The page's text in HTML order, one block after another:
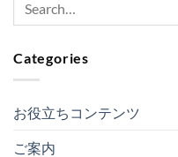
Categories
お役立ちコンテンツ
ご案内